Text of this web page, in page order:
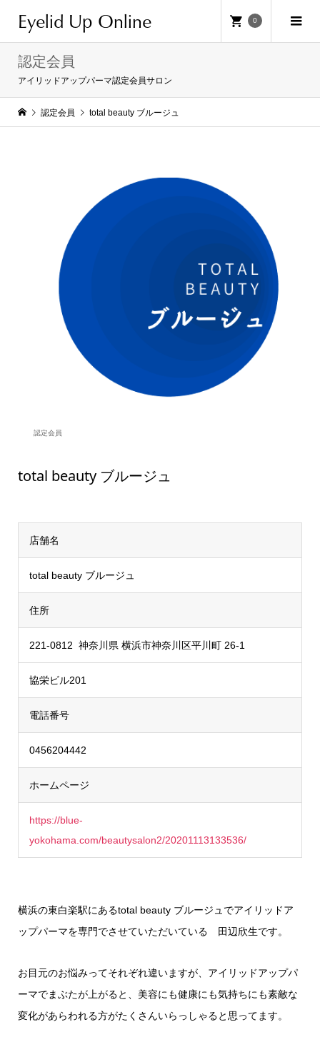
Eyelid Up Online 0
認定会員
アイリッドアップパーマ認定会員サロン
認定会員 total beauty ブルージュ
認定会員
total beauty ブルージュ
店舗名
total beauty ブルージュ
住所
221-0812 神奈川県 横浜市神奈川区平川町 26-1
協栄ビル201
電話番号
0456204442
ホームページ
https://blue-
yokohama.com/beautysalon2/20201113133536/
横浜の東白楽駅にあるtotal beauty ブルージュでアイリッドア
ップパーマを専門でさせていただいている 田辺欣生です。
お目元のお悩みってそれぞれ違いますが、アイリッドアップパ
ーマでまぶたが上がると、美容にも健康にも気持ちにも素敵な
変化があらわれる方がたくさんいらっしゃると思ってます。